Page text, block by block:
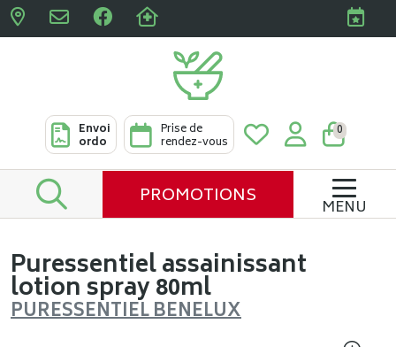
Pharmacies Clabots &
Envoi
ordo
Prise de
rendez-vous
0
PROMOTIONS MENU
Puressentiel assainissant
lotion spray 80ml
PURESSENTIEL BENELUX